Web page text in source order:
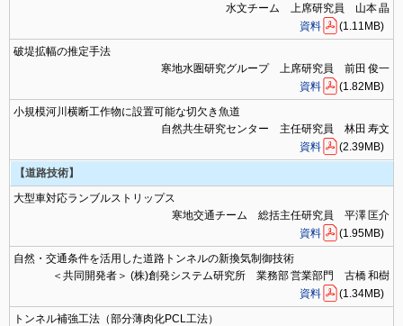
水文チーム 上席研究員 山本 晶
資料
(1.11MB)
破堤拡幅の推定手法
寒地水圏研究グループ 上席研究員 前田 俊一
資料
(1.82MB)
小規模河川横断工作物に設置可能な切欠き魚道
自然共生研究センター 主任研究員 林田 寿文
資料
(2.39MB)
【道路技術】
大型車対応ランブルストリップス
寒地交通チーム 総括主任研究員 平澤 匡介
資料
(1.95MB)
自然・交通条件を活用した道路トンネルの新換気制御技術
＜共同開発者＞ (株)創発システム研究所 業務部 営業部門 古橋 和樹
資料
(1.34MB)
トンネル補強工法（部分薄肉化PCL工法）